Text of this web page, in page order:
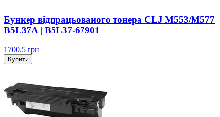
Бункер відпрацьованого тонера CLJ M553/M577
B5L37A | B5L37-67901
1700.5 грн
Купити